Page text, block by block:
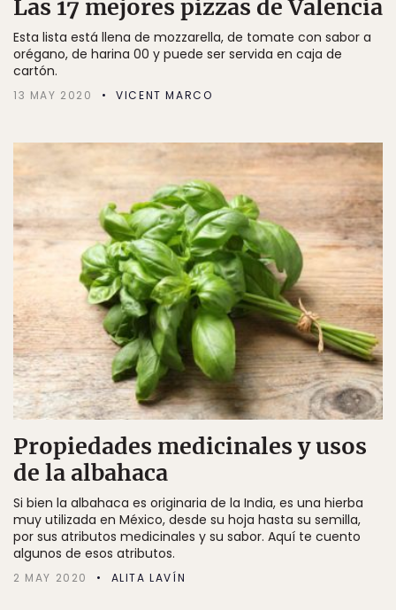
Las 17 mejores pizzas de Valencia
Esta lista está llena de mozzarella, de tomate con sabor a
orégano, de harina 00 y puede ser servida en caja de
cartón.
13 MAY 2020 VICENT MARCO
Propiedades medicinales y usos
de la albahaca
Si bien la albahaca es originaria de la India, es una hierba
muy utilizada en México, desde su hoja hasta su semilla,
por sus atributos medicinales y su sabor. Aquí te cuento
algunos de esos atributos.
2 MAY 2020 ALITA LAVÍN